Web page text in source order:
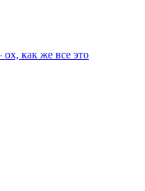
как же все это